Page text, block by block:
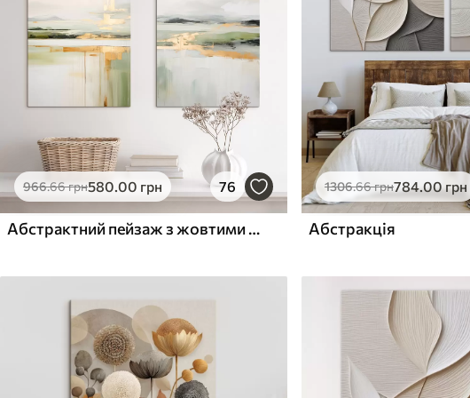
✗
Поверхня з текстурою
полотна
✗Екологічний матеріал
✓
Поверхня з текстурою
✗ Екологічний матеріал
966.66грн580.00 грн 76
Абстрактний пейзаж з жовтими акцентами, мінімалістична композиція землі, води та неба, з приглушеними кольорами
1306.66грн784.00 грн
Абстракція